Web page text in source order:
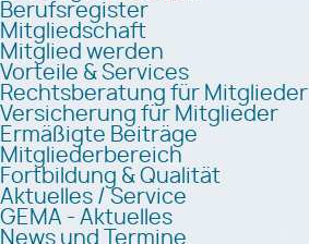
Berufsregister
Mitgliedschaft
Mitglied werden
Vorteile & Services
Rechtsberatung für Mitglieder
Versicherung für Mitglieder
Ermäßigte Beiträge
Mitgliederbereich
Fortbildung & Qualität
Aktuelles / Service
GEMA - Aktuelles
News und Termine